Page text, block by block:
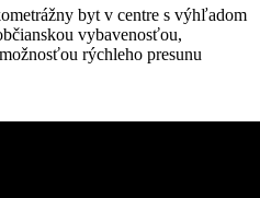
byt v centre s výhľadom
vybavenosťou,
rýchleho presunu